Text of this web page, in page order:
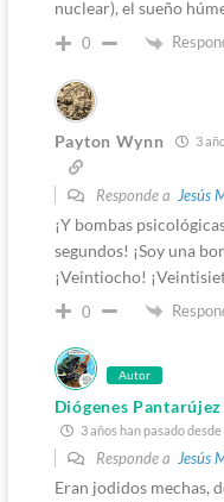
nuclear), el sueño
0
Payton Wynn 3
Responde a Jesús
¡Y bombas
segundos! ¡Soy una
¡Veintiocho!
0
Autor
Diógenes Pantarújez
3 años han pasado
Responde a Jesús
Eran jodidos mechas,